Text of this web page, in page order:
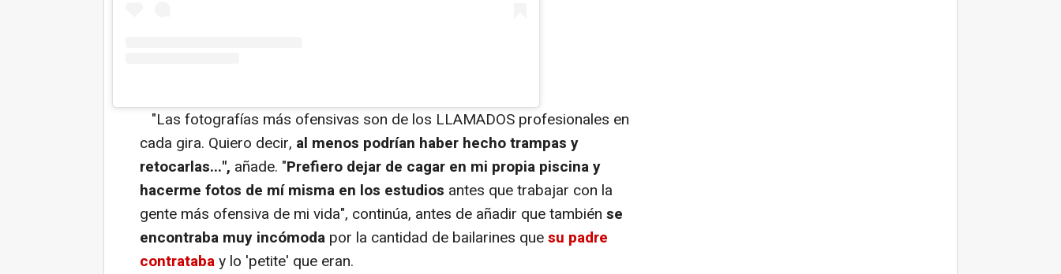
"Las fotografías más ofensivas son de los LLAMADOS profesionales en
cada gira. Quiero decir, al menos podrían haber hecho trampas y
retocarlas...", añade. "Prefiero dejar de cagar en mi propia piscina y
hacerme fotos de mí misma en los estudios antes que trabajar con la
gente más ofensiva de mi vida", continúa, antes de añadir que también se
encontraba muy incómoda por la cantidad de bailarines quesu padre
contratabay lo 'petite' que eran.